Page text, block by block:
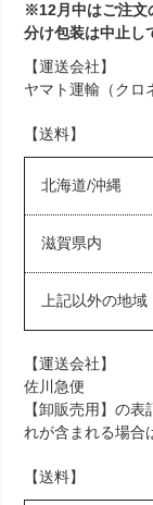
※12月中はご注文
分け包装は中止し
【運送会社】
ヤマト運輸（クロ
【送料】
北海道/沖縄
滋賀県内
上記以外の地域
【運送会社】
佐川急便
【卸販売用】の
れが含まれる場合
【送料】